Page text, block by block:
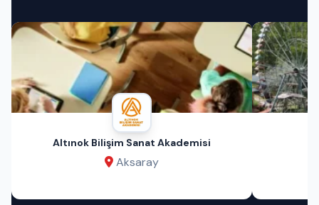
Altınok Bilişim Sanat Akademisi
Aksaray